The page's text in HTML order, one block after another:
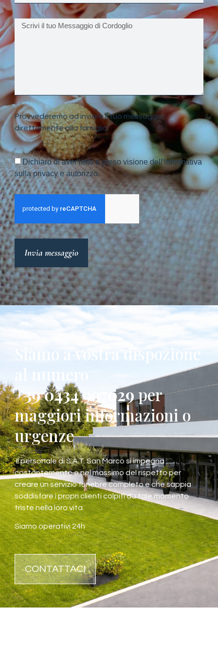
Provvederemo ad inviare il tuo messaggio
direttamente alla famiglia.
Dichiaro di aver letto e preso visione dell'informativa
sulla privacy e autorizzo.
Invia messaggio
Siamo a vostra dispozione
al numero
+39 0434 997029per
maggiori informazioni o
urgenze
Il personale di S.A.T. San Marco si impegna
costantemente e nel massimo del rispetto per
creare un servizio funebre completo e che sappia
soddisfare i propri clienti colpiti da tale momento
triste nella loro vita.
Siamo operativi 24h
CONTATTACI